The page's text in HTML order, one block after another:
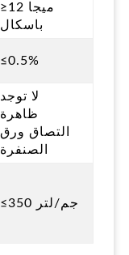
≥12 ميجا
باسكال
≤0.5%
لا توجد
ظاهرة
التصاق ورق
الصنفرة
≤350 جم/لتر